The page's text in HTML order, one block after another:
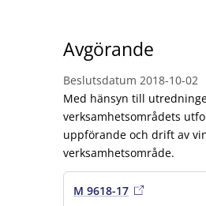
Avgörande
Beslutsdatum 2018-10-02
Med hänsyn till
verksamhetsområdets
uppförande och drift av
verksamhetsområde.
M 9618-17